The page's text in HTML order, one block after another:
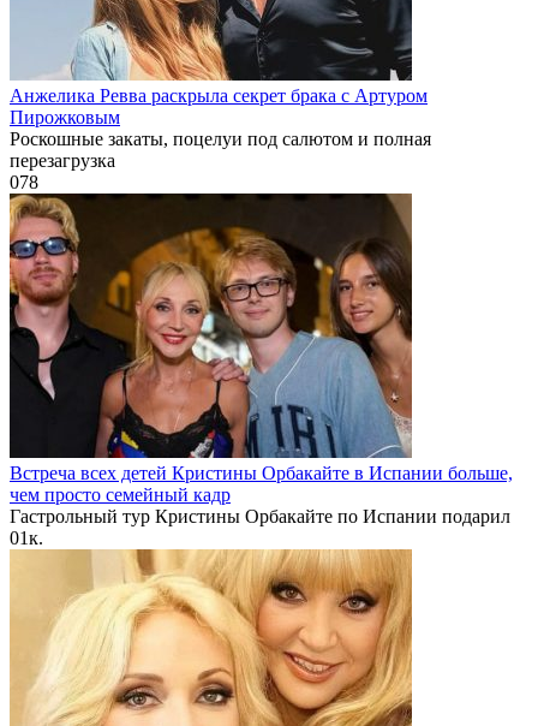
Анжелика Ревва раскрыла секрет брака с Артуром
Пирожковым
Роскошные закаты, поцелуи под салютом и полная
перезагрузка
078
Встреча всех детей Кристины Орбакайте в Испании больше,
чем просто семейный кадр
Гастрольный тур Кристины Орбакайте по Испании подарил
01к.